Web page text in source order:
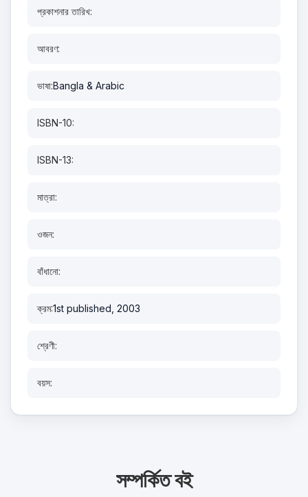
প্রকাশনার তারিখ:
আবরণ:
ভাষা:Bangla & Arabic
ISBN-10:
ISBN-13:
মাত্রা:
ওজন:
বাঁধানো:
ক্রম:1st published, 2003
শ্রেণী:
বয়স:
সম্পর্কিত বই